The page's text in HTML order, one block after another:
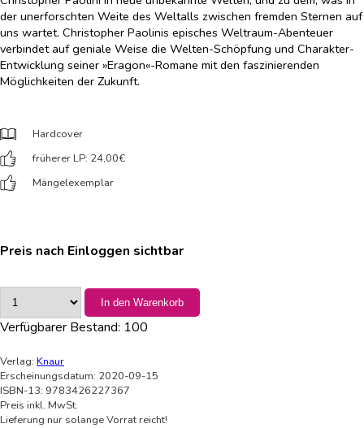
der unerforschten Weite des Weltalls zwischen fremden Sternen auf
uns wartet. Christopher Paolinis episches Weltraum-Abenteuer
verbindet auf geniale Weise die Welten-Schöpfung und Charakter-
Entwicklung seiner »Eragon«-Romane mit den faszinierenden
Möglichkeiten der Zukunft.
Hardcover
früherer LP: 24,00€
Mängelexemplar
Preis nach Einloggen sichtbar
In den Warenkorb
Verfügbarer Bestand: 100
Verlag: Knaur
Erscheinungsdatum: 2020-09-15
ISBN-13: 9783426227367
Preis inkl. MwSt.
Lieferung nur solange Vorrat reicht!